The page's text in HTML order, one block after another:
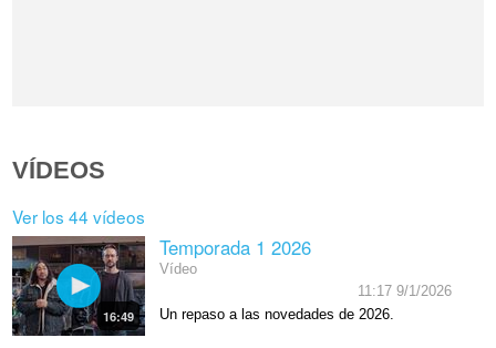
VÍDEOS
Ver los 44 vídeos
16:49
Temporada 1 2026
Vídeo
11:17 9/1/2026
Un repaso a las novedades de 2026.